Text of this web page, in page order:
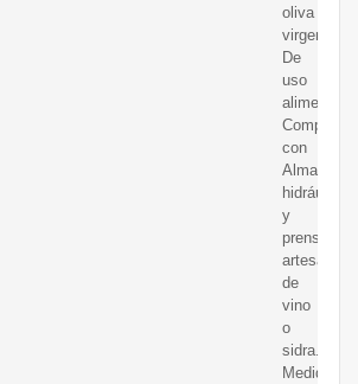
oliva
virgen.
De
uso
Compatible
con
Almazaras
hidráulicas
y
prensas
de
vino
o
sidra.
Medidas: